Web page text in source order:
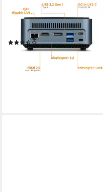
Intel N200
Prozessor
8 GB DDR4 Arbeitsspeicher
500 GB Speicherkapazität
(13)
ab 369,00 €
mtl. in 24 Raten
lieferbar - in 4-5 Werktagen bei dir